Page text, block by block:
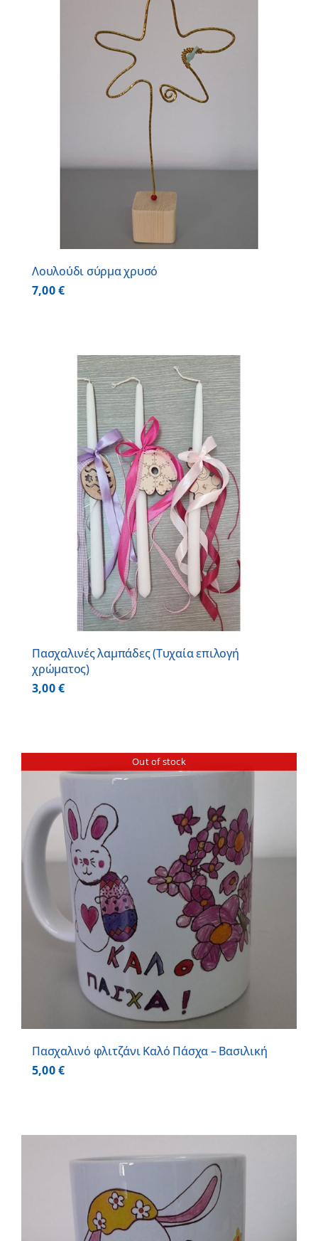
Λουλούδι σύρμα χρυσό
7,00€
Πασχαλινές λαμπάδες (Τυχαία επιλογή
χρώματος)
3,00€
Out of stock
Πασχαλινό φλιτζάνι Καλό Πάσχα – Βασιλική
5,00€